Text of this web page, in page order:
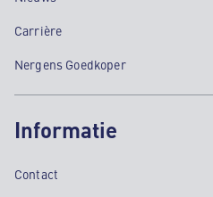
Carrière
Nergens Goedkoper
Informatie
Contact